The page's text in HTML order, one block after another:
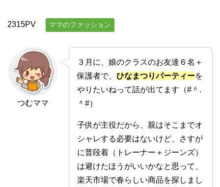
2315PV ママのファッション
つむママ
３月に、娘のクラスのお友達６名＋
保護者で、ひなまつりパーティーを
やりたいねって話が出てます（#＾.
＾#）
子供が主役だから、親はそこまでオ
シャレする必要はないけど、さすが
に普段着（トレーナー＋ジーンズ）
は避けたほうがいいかなと思って、
楽天市場で春らしい商品を探しまし